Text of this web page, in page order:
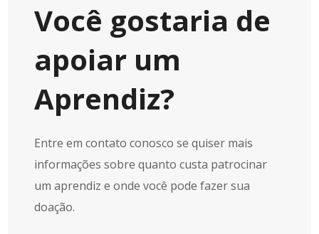
Você gostaria de
apoiar um
Aprendiz?
Entre em contato conosco se quiser mais
informações sobre quanto custa patrocinar
um aprendiz e onde você pode fazer sua
doação.